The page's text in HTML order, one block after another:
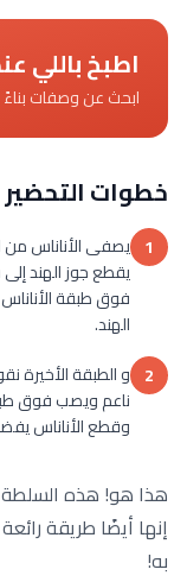
اطبخ باللي
ابحث عن وصفات
خطوات التحضير
1 يصفى الأناناس
يقطع جوز الهند
فوق طبقة
الهند.
2 و الطبقة الأخيرة
ناعم ويصب فوق
وقطع الأناناس
هذا هو! هذه السلطة
إنها أيضًا طريقة
به!